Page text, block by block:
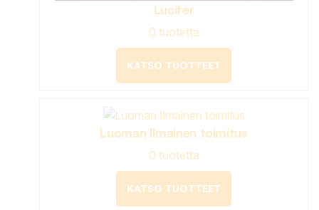
Lucifer
0 tuotetta
KATSO TUOTTEET
Luoman Ilmainen toimitus
0 tuotetta
KATSO TUOTTEET